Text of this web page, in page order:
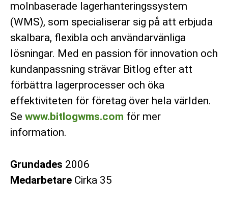
molnbaserade lagerhanteringssystem
(WMS), som specialiserar sig på att erbjuda
skalbara, flexibla och användarvänliga
lösningar. Med en passion för innovation och
kundanpassning strävar Bitlog efter att
förbättra lagerprocesser och öka
effektiviteten för företag över hela världen.
Se www.bitlogwms.com för mer
information.
Grundades 2006
Medarbetare Cirka 35